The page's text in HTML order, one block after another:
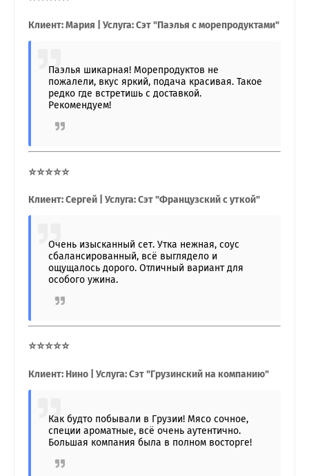
Клиент: Мария | Услуга: Сэт "Паэлья с морепродуктами"
Паэлья шикарная! Морепродуктов не
пожалели, вкус яркий, подача красивая. Такое
редко где встретишь с доставкой.
Рекомендуем!
⭐⭐⭐⭐⭐
Клиент: Сергей | Услуга: Сэт "Французский с уткой"
Очень изысканный сет. Утка нежная, соус
сбалансированный, всё выглядело и
ощущалось дорого. Отличный вариант для
особого ужина.
⭐⭐⭐⭐⭐
Клиент: Нино | Услуга: Сэт "Грузинский на компанию"
Как будто побывали в Грузии! Мясо сочное,
специи ароматные, всё очень аутентично.
Большая компания была в полном восторге!